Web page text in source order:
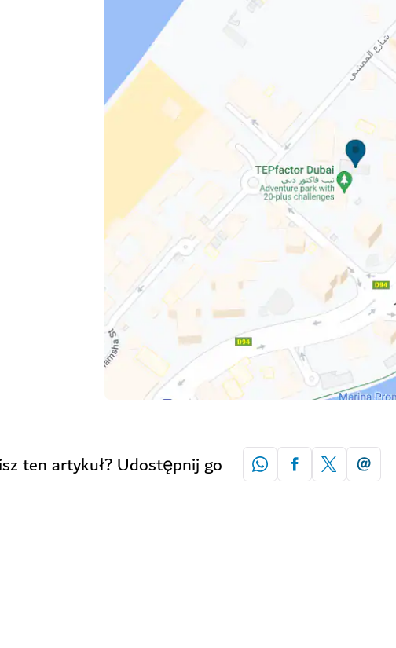
ten artykuł? Udostępnij go